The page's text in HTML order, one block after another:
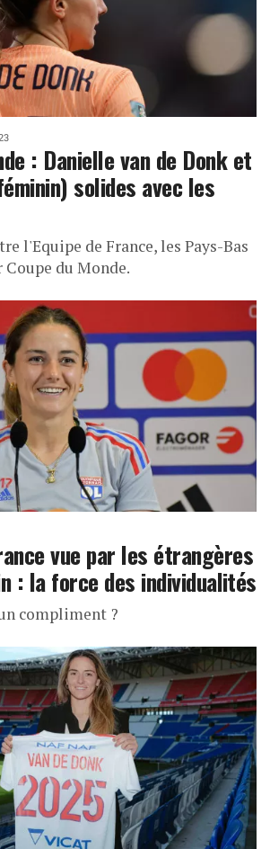
: Danielle van de Donk et
solides avec les
l'Equipe de France, les Pays-Bas
du Monde.
vue par les étrangères
: la force des individualités
compliment ?